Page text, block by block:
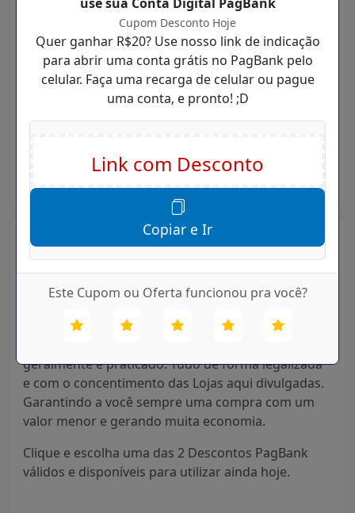
Cupom Desconto Hoje
Quer ganhar R$20? Use nosso link de indicação
para abrir uma conta grátis no PagBank pelo
celular. Faça uma recarga de celular ou pague
uma conta, e pronto! ;D
Copiar e Ir
Este Cupom ou Oferta funcionou pra você?
um link que é disponibilizado gratuítamente para
nossos visitantes para realizar suas compras em
grandes sites com um valor menor do que
geralmente é praticado. Tudo de forma legalizada
e com o concentimento das Lojas aqui divulgadas.
Garantindo a você sempre uma compra com um
valor menor e gerando muita economia.
2 Descontos PagBank Válidos para
Hoje
Aqui no site do Cupom Desconto Hoje, Desconto é
nossos visitantes para realizar suas compras em
geralmente é praticado. Tudo de forma legalizada
e com o concentimento das Lojas aqui divulgadas.
Garantindo a você sempre uma compra com um
valor menor e gerando muita economia.
Clique e escolha uma das 2 Descontos PagBank
válidos e disponíveis para utilizar ainda hoje.